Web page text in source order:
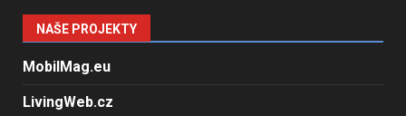
NAŠE PROJEKTY
MobilMag.eu
LivingWeb.cz